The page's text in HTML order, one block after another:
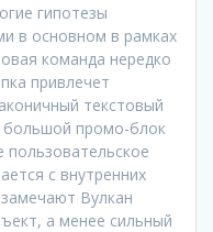
гипотезы
в основном в рамках
команда нередко
привлечет
текстовый
большой промо-блок
пользовательское
с внутренних
Вулкан
а менее сильный